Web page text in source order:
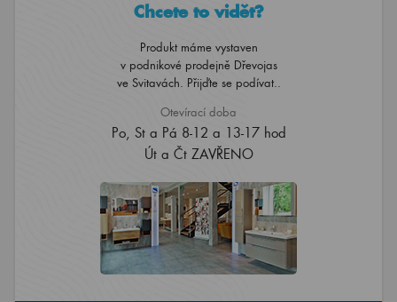
Chcete to vidět?
Produkt máme vystaven
v podnikové prodejně Dřevojas
ve Svitavách. Přijďte se podívat..
Otevírací doba
Po, St a Pá 8-12 a 13-17 hod
Út a Čt ZAVŘENO